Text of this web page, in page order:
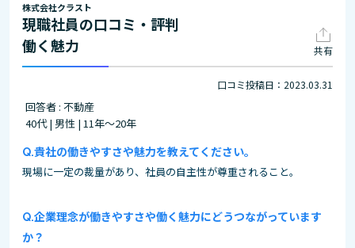
株式会社クラスト
現職社員の口コミ・評判
働く魅力
共有
口コミ投稿日：2023.03.31
回答者 : 不動産
40代 | 男性 | 11年～20年
貴社の働きやすさや魅力を教えてください。
現場に一定の裁量があり、社員の自主性が尊重されること。
企業理念が働きやすさや働く魅力にどうつながっています
か？